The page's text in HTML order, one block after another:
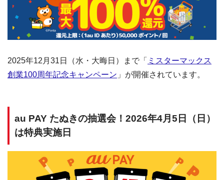
2025年12月31日（水・大晦日）まで「 ミスターマックス
創業100周年記念キャンペーン 」が開催されています。
au PAY たぬきの抽選会！2026年4月5日（日）
は特典実施日